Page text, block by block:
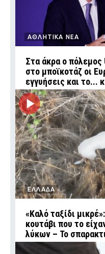
ΑΘΛΗΤΙΚΑ ΝΕΑ
Στα άκρα ο πόλεμος
στο μποϊκοτάζ οι
εγγυήσεις και το...
ΕΛΛΑΔΑ
«Καλό ταξίδι
κουτάβι που το
λύκων – Το